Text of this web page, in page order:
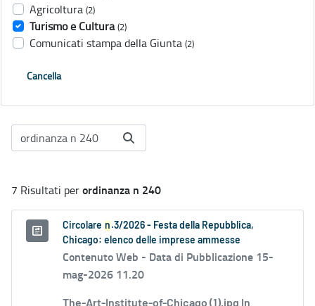
Agricoltura (2)
Turismo e Cultura (2)
Comunicati stampa della Giunta (2)
Cancella
7 Risultati perordinanza n 240
Circolare n .3/2026 - Festa della Repubblica,
Chicago: elenco delle imprese ammesse
Contenuto Web - Data di Pubblicazione 15-
mag-2026 11.20
The-Art-Institute-of-Chicago (1).jpg In